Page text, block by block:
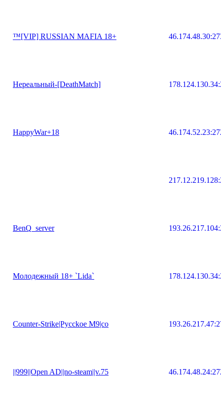
™[VIP] RUSSIAN MAFIA 18+
Нереальный-[DeathMatch]
HappyWar+18
BenQ_server
Молодежный 18+ `Lida`
Counter-Strike|Pycckoe M9|co
||999||Open AD||no-steam||v.75